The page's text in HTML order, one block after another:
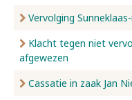
Vervolging
Klacht tegen niet
afgewezen
Cassatie in zaak Jan